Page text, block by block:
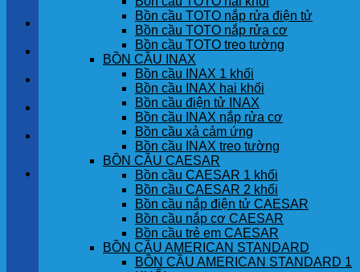
SẢN PHẨM
GÓC KHÁCH HÀNG
Chưa có sản phẩm trong giỏ hàng.
Bồn cầu TOTO nắp rửa điện tử
Bồn cầu TOTO nắp rửa cơ
Bồn cầu TOTO treo tường
BỒN CẦU INAX
Bồn cầu INAX 1 khối
Bồn cầu INAX hai khối
Bồn cầu điện tử INAX
Bồn cầu INAX nắp rửa cơ
Bồn cầu xả cảm ứng
Bồn cầu INAX treo tường
BỒN CẦU CAESAR
Bồn cầu CAESAR 1 khối
Bồn cầu CAESAR 2 khối
Bồn cầu nắp điện tử CAESAR
Bồn cầu nắp cơ CAESAR
Bồn cầu trẻ em CAESAR
BỒN CẦU AMERICAN STANDARD
BỒN CẦU AMERICAN STANDARD 1